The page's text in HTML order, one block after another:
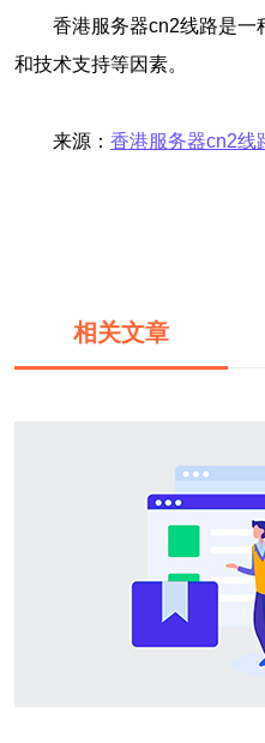
香港服务器cn2线路是一
和技术支持等因素。
来源： 香港服务器cn2线
相关文章